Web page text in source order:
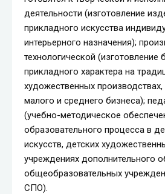
деятельности (изготовление
прикладного искусства
интерьерного назначения);
технологической
прикладного характера на
художественных производствах,
малого и среднего бизнеса);
(учебно-методическое
образовательного процесса в
искусств, детских
учреждениях дополнительного
общеобразовательных
СПО).